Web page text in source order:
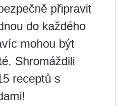
připravit
do každého
mohou být
Shromáždili
receptů s